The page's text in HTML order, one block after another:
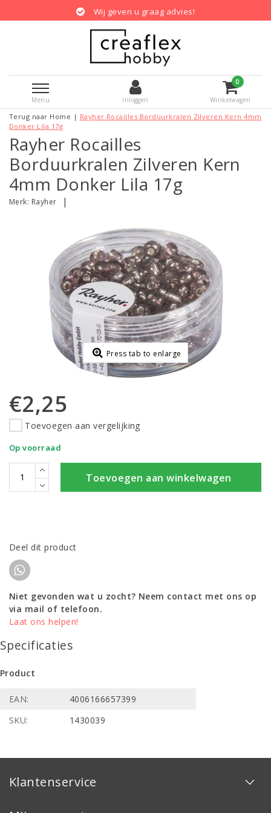
Wij geven u graag advies!
Menu Inloggen
0
Winkelwagen
Terug naar Home | Rayher Rocailles Borduurkralen Zilveren Kern 4mm
Donker Lila 17g
Rayher Rocailles
Borduurkralen Zilveren Kern
4mm Donker Lila 17g
Merk: Rayher |
Press tab to enlarge
€2,25
Toevoegen aan vergelijking
Op voorraad
Toevoegen aan winkelwagen
Deel dit product
Niet gevonden wat u zocht? Neem contact met ons op
via mail of telefoon.
Laat ons helpen!
Specificaties
Product
EAN:
4006166657399
SKU:
1430039
Klantenservice